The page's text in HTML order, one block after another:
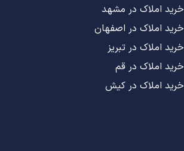
خرید املاک در مشهد
خرید املاک در اصفهان
خرید املاک در تبریز
خرید املاک در قم
خرید املاک در کیش